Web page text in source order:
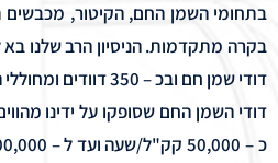
בתחומי השמן החם, הקיטור, מכבשים
דודי שמן חם ובכ – 350 דוודים
דודי השמן החם שסופקו על ידינו